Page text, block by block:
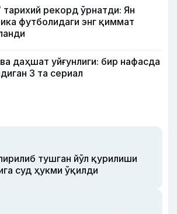
рекорд ўрнатди: Ян
футболидаги энг қиммат
даҳшат уйғунлиги: бир нафасда
3 та сериал
тушган йўл қурилиши
суд ҳукми ўқилди